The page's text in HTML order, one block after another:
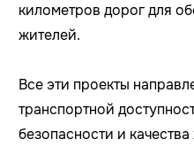
километров дорог для
жителей.
Все эти проекты
транспортной
безопасности и